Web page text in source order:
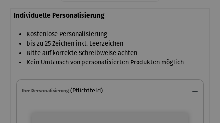
Individuelle Personalisierung
Kostenlose Personalisierung
bis zu 25 Zeichen inkl. Leerzeichen
Bitte auf korrekte Schreibweise achten
Kein Umtausch von personalisierten Produkten möglich
Ihre Personalisierung (Pflichtfeld)